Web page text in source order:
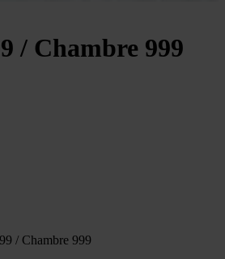
/ Chambre 999
/ Chambre 999